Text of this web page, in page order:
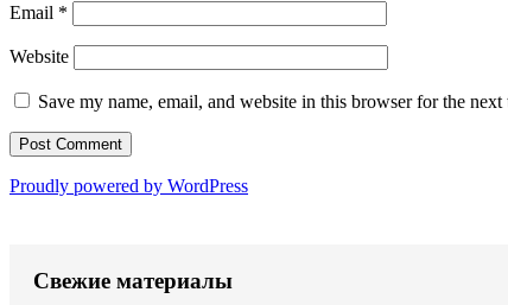
Email *
Website
Save my name, email, and website in this browser for the
Proudly powered by WordPress
Свежие материалы